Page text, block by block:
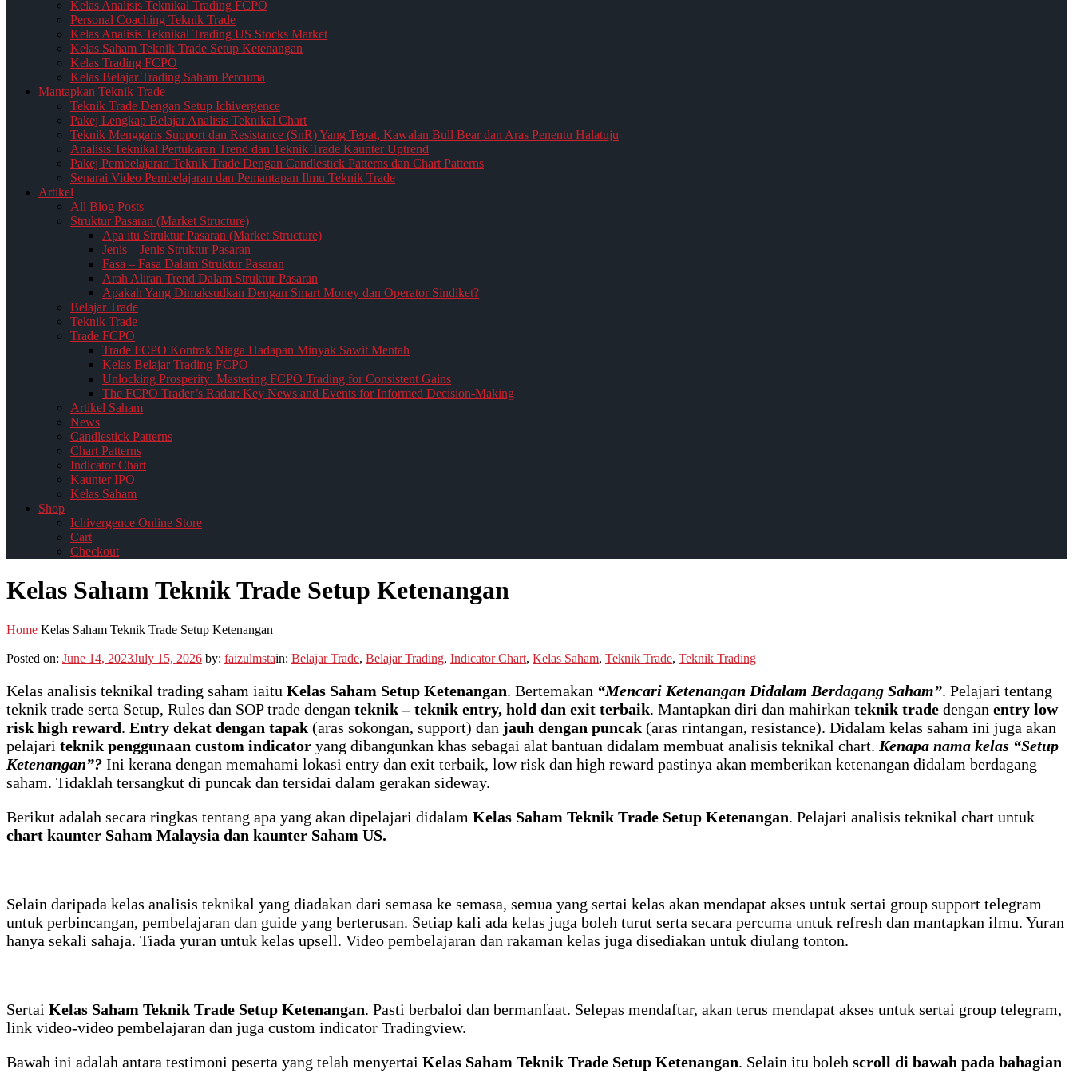
Kelas Analisis Teknikal Trading FCPO
Personal Coaching Teknik Trade
Kelas Analisis Teknikal Trading US Stocks Market
Kelas Saham Teknik Trade Setup Ketenangan
Kelas Trading FCPO
Kelas Belajar Trading Saham Percuma
Mantapkan Teknik Trade
Teknik Trade Dengan Setup Ichivergence
Pakej Lengkap Belajar Analisis Teknikal Chart
Teknik Menggaris Support dan Resistance (SnR) Yang Tepat, Kawalan Bull Bear dan Aras Penentu Halatuju
Analisis Teknikal Pertukaran Trend dan Teknik Trade Kaunter Uptrend
Pakej Pembelajaran Teknik Trade Dengan Candlestick Patterns dan Chart Patterns
Senarai Video Pembelajaran dan Pemantapan Ilmu Teknik Trade
Artikel
All Blog Posts
Struktur Pasaran (Market Structure)
Apa itu Struktur Pasaran (Market Structure)
Jenis – Jenis Struktur Pasaran
Fasa – Fasa Dalam Struktur Pasaran
Arah Aliran Trend Dalam Struktur Pasaran
Apakah Yang Dimaksudkan Dengan Smart Money dan Operator Sindiket?
Belajar Trade
Teknik Trade
Trade FCPO
Trade FCPO Kontrak Niaga Hadapan Minyak Sawit Mentah
Kelas Belajar Trading FCPO
Unlocking Prosperity: Mastering FCPO Trading for Consistent Gains
The FCPO Trader’s Radar: Key News and Events for Informed Decision-Making
Artikel Saham
News
Candlestick Patterns
Chart Patterns
Indicator Chart
Kaunter IPO
Kelas Saham
Shop
Ichivergence Online Store
Cart
Checkout
Kelas Saham Teknik Trade Setup Ketenangan
Home Kelas Saham Teknik Trade Setup Ketenangan
Posted on: June 14, 2023July 15, 2026 by: faizulmstain: Belajar Trade, Belajar Trading, Indicator Chart, Kelas Saham, Teknik Trade, Teknik Trading
Kelas analisis teknikal trading saham iaitu Kelas Saham Setup Ketenangan. Bertemakan “Mencari Ketenangan Didalam Berdagang Saham”. Pelajari tentang
teknik trade serta Setup, Rules dan SOP trade dengan teknik – teknik entry, hold dan exit terbaik. Mantapkan diri dan mahirkan teknik trade dengan entry low
risk high reward. Entry dekat dengan tapak (aras sokongan, support) dan jauh dengan puncak (aras rintangan, resistance). Didalam kelas saham ini juga akan
pelajari teknik penggunaan custom indicator yang dibangunkan khas sebagai alat bantuan didalam membuat analisis teknikal chart. Kenapa nama kelas “Setup
Ketenangan”? Ini kerana dengan memahami lokasi entry dan exit terbaik, low risk dan high reward pastinya akan memberikan ketenangan didalam berdagang
saham. Tidaklah tersangkut di puncak dan tersidai dalam gerakan sideway.
Berikut adalah secara ringkas tentang apa yang akan dipelajari didalam Kelas Saham Teknik Trade Setup Ketenangan. Pelajari analisis teknikal chart untuk
chart kaunter Saham Malaysia dan kaunter Saham US.
Selain daripada kelas analisis teknikal yang diadakan dari semasa ke semasa, semua yang sertai kelas akan mendapat akses untuk sertai group support telegram
untuk perbincangan, pembelajaran dan guide yang berterusan. Setiap kali ada kelas juga boleh turut serta secara percuma untuk refresh dan mantapkan ilmu. Yuran
hanya sekali sahaja. Tiada yuran untuk kelas upsell. Video pembelajaran dan rakaman kelas juga disediakan untuk diulang tonton.
Sertai Kelas Saham Teknik Trade Setup Ketenangan. Pasti berbaloi dan bermanfaat. Selepas mendaftar, akan terus mendapat akses untuk sertai group telegram,
link video-video pembelajaran dan juga custom indicator Tradingview.
Bawah ini adalah antara testimoni peserta yang telah menyertai Kelas Saham Teknik Trade Setup Ketenangan. Selain itu boleh scroll di bawah pada bahagian